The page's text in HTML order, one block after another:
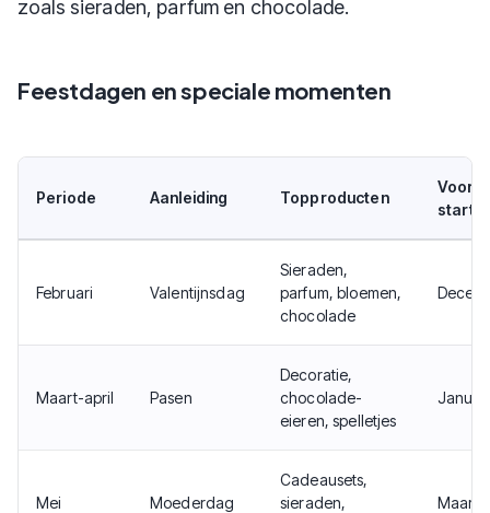
zoals sieraden, parfum en chocolade.
Feestdagen en speciale momenten
Periode Aanleiding Topproducten
Februari Valentijnsdag
Sieraden,
parfum, bloemen,
chocolade
Maart-april Pasen
Decoratie,
chocolade-
eieren, spelletjes
Januari
Mei Moederdag
Cadeausets,
sieraden,
Maart